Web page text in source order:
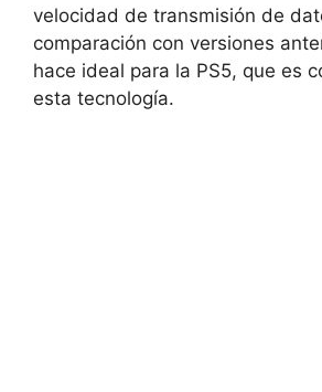
velocidad de transmisión de
comparación con versiones
hace ideal para la PS5, que es
esta tecnología.